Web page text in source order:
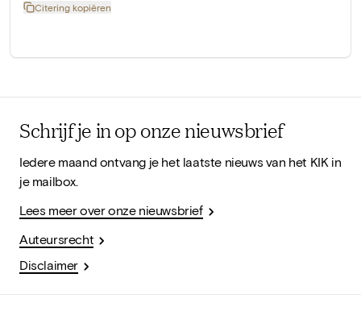
Citering kopiëren
Schrijf je in op onze nieuwsbrief
Iedere maand ontvang je het laatste nieuws van het KIK in
je mailbox.
Lees meer over onze nieuwsbrief
Auteursrecht
Disclaimer